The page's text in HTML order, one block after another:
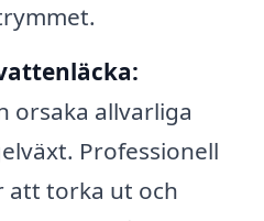
orsaka allvarliga
Professionell
att torka ut och